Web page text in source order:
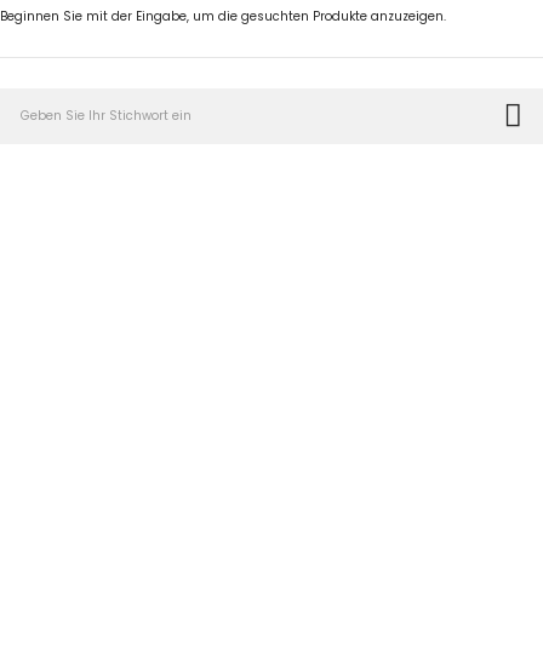
Beginnen Sie mit der Eingabe, um die gesuchten Produkte anzuzeigen.